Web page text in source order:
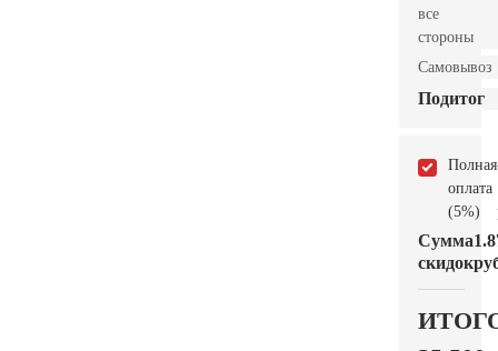
все
стороны
Самовывоз
Подитог
Полная
оплата
(5%)
Сумма
скидок